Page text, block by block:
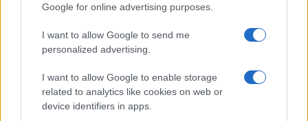
Google for online advertising purposes.
I want to allow Google to send me
personalized advertising.
I want to allow Google to enable storage
related to analytics like cookies on web or
device identifiers in apps.